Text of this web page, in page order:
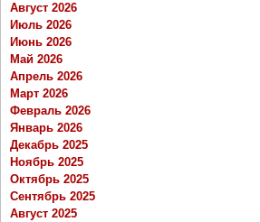
Август 2026
Июль 2026
Июнь 2026
Май 2026
Апрель 2026
Март 2026
Февраль 2026
Январь 2026
Декабрь 2025
Ноябрь 2025
Октябрь 2025
Сентябрь 2025
Август 2025